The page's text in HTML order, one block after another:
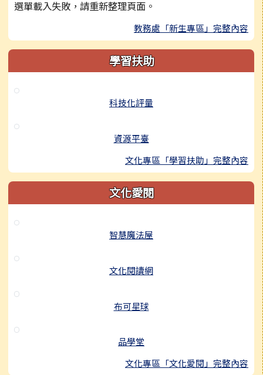
選單載入失敗，請重新整理頁面。
教務處「新生專區」完整內容
學習扶助
科技化評量
資源平臺
文化專區「學習扶助」完整內容
文化愛閱
智慧魔法屋
文化閱讀網
布可星球
品學堂
文化專區「文化愛閱」完整內容